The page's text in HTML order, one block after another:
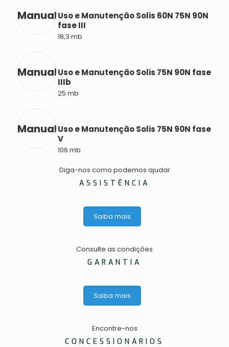
ManualUso e Manutenção Solis 60N 75N 90N
fase III
18,3 mb
ManualUso e Manutenção Solis 75N 90N fase
IIIb
25 mb
ManualUso e Manutenção Solis 75N 90N fase
V
106 mb
Diga-nos como podemos ajudar
ASSISTÊNCIA
Saiba mais
Consulte as condições
GARANTIA
Saiba mais
Encontre-nos
CONCESSIONÁRIOS